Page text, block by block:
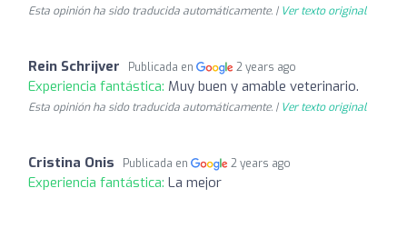
Esta opinión ha sido traducida automáticamente. | Ver texto original
Rein Schrijver Publicada en 2 years ago
Experiencia fantástica: Muy buen y amable veterinario.
Esta opinión ha sido traducida automáticamente. | Ver texto original
Cristina Onis Publicada en 2 years ago
Experiencia fantástica: La mejor